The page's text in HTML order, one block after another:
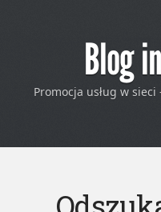
Blog
Promocja usług w